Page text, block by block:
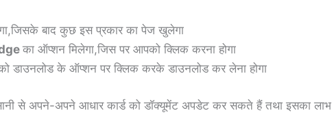
बाद कुछ इस प्रकार का पेज खुलेगा
का ऑप्शन मिलेगा,जिस पर आपको क्लिक करना होगा
डाउनलोड के ऑप्शन पर क्लिक करके डाउनलोड कर लेना होगा
से अपने-अपने आधार कार्ड को डॉक्यूमेंट अपडेट कर सकते हैं तथा इसका लाभ